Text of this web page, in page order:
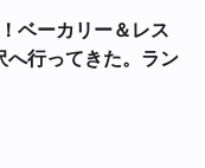
ベーカリー＆レス
へ行ってきた。ラン